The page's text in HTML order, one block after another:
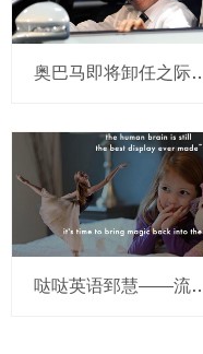
奥巴马即将卸任之际，要
哒哒英语郅慧——流量这